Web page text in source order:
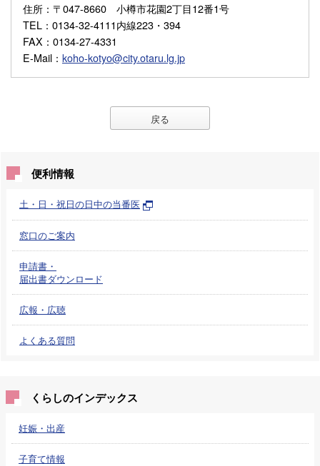
住所 ：〒047-8660 小樽市花園2丁目12番1号
TEL ：0134-32-4111内線223・394
FAX ：0134-27-4331
E-Mail ： koho-kotyo@city.otaru.lg.jp
戻る
便利情報
土・日・祝日の日中の当番医
窓口のご案内
申請書・
届出書ダウンロード
広報・広聴
よくある質問
くらしのインデックス
妊娠・出産
子育て情報